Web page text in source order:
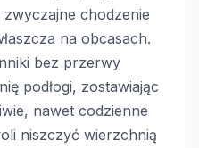
chodzenie
na obcasach.
bez przerwy
podłogi, zostawiając
nawet codzienne
niszczyć wierzchnią